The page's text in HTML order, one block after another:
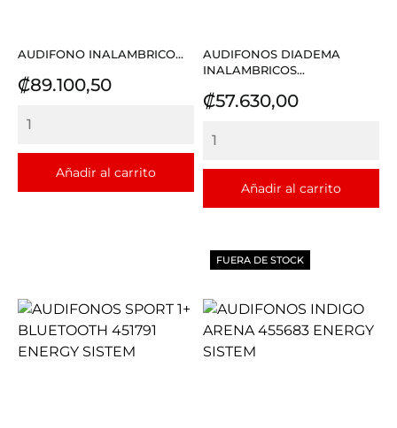
AUDIFONO INALAMBRICO...
Precio
₡89.100,50
Añadir al carrito
AUDIFONOS DIADEMA
INALAMBRICOS...
Precio
₡57.630,00
Añadir al carrito
FUERA DE STOCK